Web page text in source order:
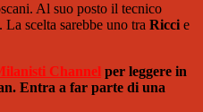
Al suo posto il tecnico
scelta sarebbe uno tra Ricci e
Channel per leggere in
Entra a far parte di una